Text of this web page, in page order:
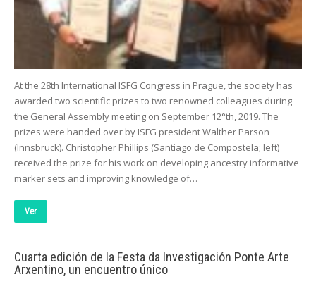
At the 28th International ISFG Congress in Prague, the society has
awarded two scientific prizes to two renowned colleagues during
the General Assembly meeting on September 12°th, 2019. The
prizes were handed over by ISFG president Walther Parson
(Innsbruck). Christopher Phillips (Santiago de Compostela; left)
received the prize for his work on developing ancestry informative
marker sets and improving knowledge of…
Ver
Cuarta edición de la Festa da Investigación Ponte Arte
Arxentino, un encuentro único